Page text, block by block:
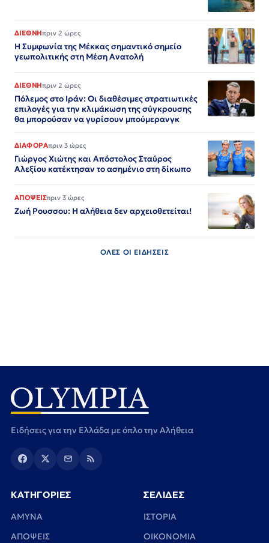
ΔΙΕΘΝΗπριν 2 ώρες
Η Συμφωνία της Μέκκας σημαντικό σημείο
γεωπολιτικής στη Μέση Ανατολή
ΔΙΕΘΝΗπριν 2 ώρες
Πόλεμος στο Ιράν: Οι διαθέσιμες στρατιωτικές
επιλογές για την κλιμάκωση της σύγκρουσης
θα μπορούσαν να γυρίσουν μπούμερανγκ
ΔΙΑΦΟΡΑπριν 3 ώρες
Γιώργος Χιώτης και Απόστολος Σταύρος
Αλεξίου κατέκτησαν το ασημένιο στη δίκωπο
ΑΠΟΨΕΙΣπριν 3 ώρες
Ζωή Ρουσσου: Η αλήθεια δεν αρχειοθετείται!
ΟΛΕΣ ΟΙ ΕΙΔΗΣΕΙΣ
Ειδήσεις για την Ελλάδα με όπλο την Αλήθεια
ΚΑΤΗΓΟΡΙΕΣ
ΑΜΥΝΑ
ΑΠΟΨΕΙΣ
ΣΕΛΙΔΕΣ
ΙΣΤΟΡΙΑ
ΟΙΚΟΝΟΜΙΑ